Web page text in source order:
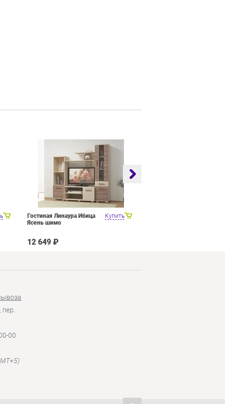
Купить
Гостиная Линаура Ибица
Ясень шимо
12 649 ₽
пер.
00